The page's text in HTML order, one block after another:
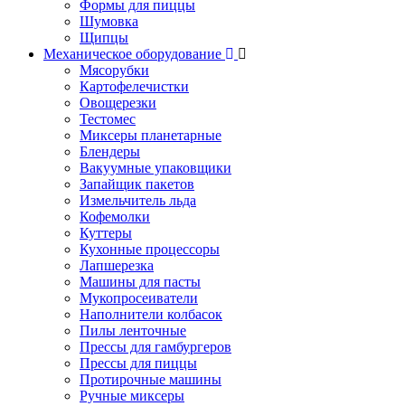
Формы для пиццы
Шумовка
Щипцы
Механическое оборудование
Мясорубки
Картофелечистки
Овощерезки
Тестомес
Миксеры планетарные
Блендеры
Вакуумные упаковщики
Запайщик пакетов
Измельчитель льда
Кофемолки
Куттеры
Кухонные процессоры
Лапшерезка
Машины для пасты
Мукопросеиватели
Наполнители колбасок
Пилы ленточные
Прессы для гамбургеров
Прессы для пиццы
Протирочные машины
Ручные миксеры